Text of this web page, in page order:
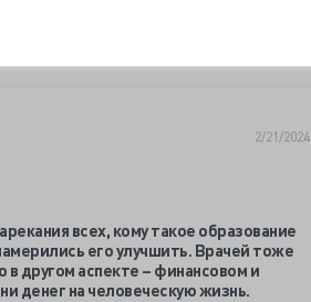
2/21/2024
всех, кому такое образование
его улучшить. Врачей тоже
в другом аспекте – финансовом и
денег на человеческую жизнь.